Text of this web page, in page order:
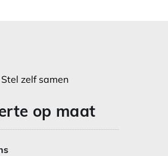
Stel zelf samen
op maat